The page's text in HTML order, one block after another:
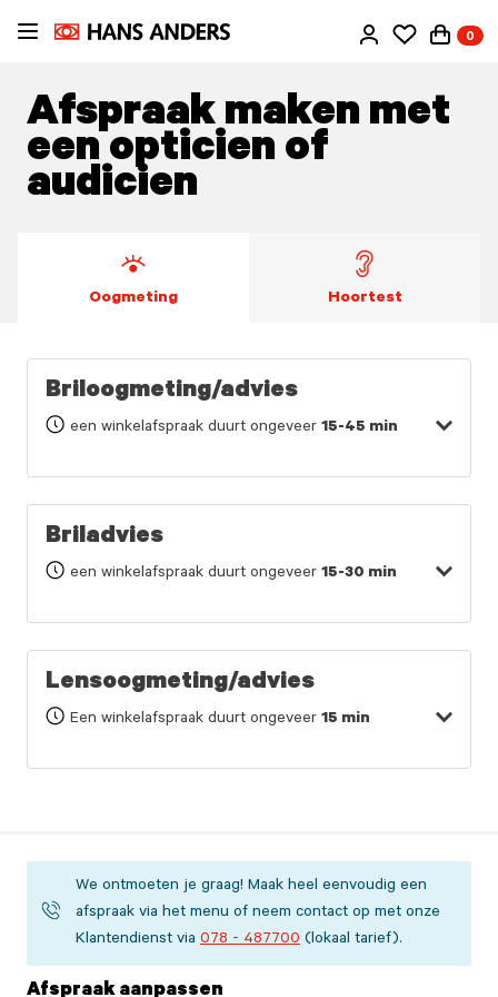
Ga
inhoud
0
Afspraak maken met
een opticien of
audicien
Oogmeting Hoortest
Briloogmeting/advies
een winkelafspraak duurt ongeveer 15-45 min
Briladvies
een winkelafspraak duurt ongeveer 15-30 min
Lensoogmeting/advies
Een winkelafspraak duurt ongeveer 15 min
We ontmoeten je graag! Maak heel eenvoudig een
afspraak via het menu of neem contact op met onze
Klantendienst via 078 - 487700 (lokaal tarief).
Afspraak aanpassen